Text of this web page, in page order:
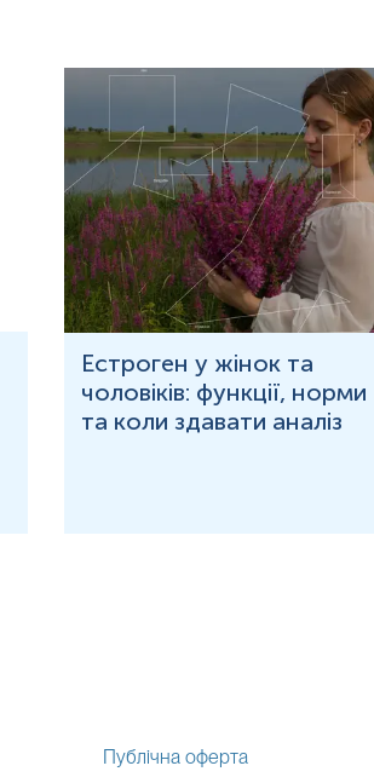
Естроген у жінок та
чоловіків: функції, норми
та коли здавати аналіз
Публічна оферта